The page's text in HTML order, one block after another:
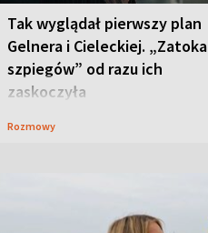
Tak wyglądał pierwszy plan
Gelnera i Cieleckiej. „Zatoka
szpiegów” od razu ich
zaskoczyła
Rozmowy